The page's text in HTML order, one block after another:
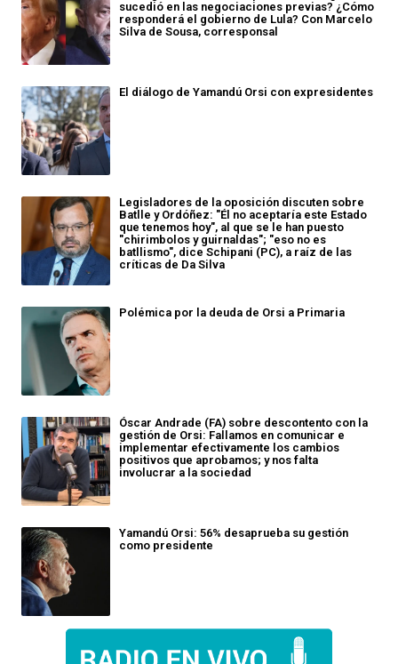
sucedió en las negociaciones previas? ¿Cómo
responderá el gobierno de Lula? Con Marcelo
Silva de Sousa, corresponsal
El diálogo de Yamandú Orsi con expresidentes
Legisladores de la oposición discuten sobre
Batlle y Ordóñez: "Él no aceptaría este Estado
que tenemos hoy", al que se le han puesto
"chirimbolos y guirnaldas"; "eso no es
batllismo", dice Schipani (PC), a raíz de las
críticas de Da Silva
Polémica por la deuda de Orsi a Primaria
Óscar Andrade (FA) sobre descontento con la
gestión de Orsi: Fallamos en comunicar e
implementar efectivamente los cambios
positivos que aprobamos; y nos falta
involucrar a la sociedad
Yamandú Orsi: 56% desaprueba su gestión
como presidente